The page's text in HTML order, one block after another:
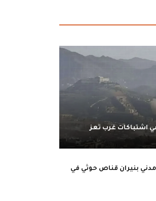
بنيران قناص حوثي في